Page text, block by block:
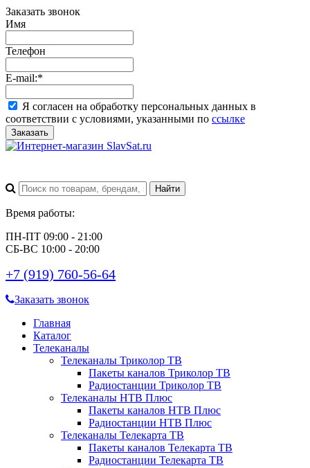
Заказать звонок
Имя
Телефон
E-mail:*
Я согласен на обработку персональных данных в
соответствии с условиями, указанными по ссылке
Заказать
Время работы:
ПН-ПТ 09:00 - 21:00
СБ-ВС 10:00 - 20:00
+7 (919) 760-56-64
Заказать звонок
Главная
Каталог
Телеканалы
Телеканалы Триколор ТВ
Пакеты каналов Триколор ТВ
Радиостанции Триколор ТВ
Телеканалы НТВ Плюс
Пакеты каналов НТВ Плюс
Радиостанции НТВ Плюс
Телеканалы Телекарта ТВ
Пакеты каналов Телекарта ТВ
Радиостанции Телекарта ТВ